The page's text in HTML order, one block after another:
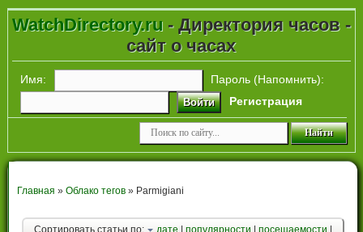
WatchDirectory.ru- Директория часов -
сайт о часах
Имя: Пароль (Напомнить):
Войти Регистрация
Главная » Облако тегов» Parmigiani